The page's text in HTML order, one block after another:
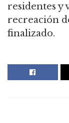
residentes y
recreación
finalizado.